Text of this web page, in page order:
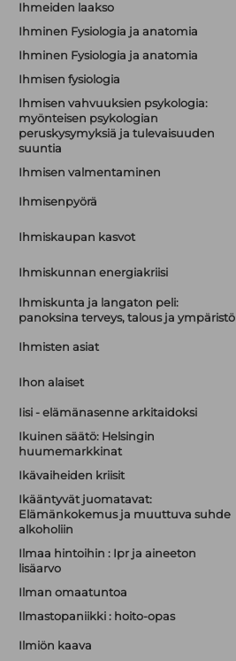
Ihmeiden laakso
Ihminen Fysiologia ja anatomia
Ihminen Fysiologia ja anatomia
Ihmisen fysiologia
Ihmisen vahvuuksien psykologia:
myönteisen psykologian
peruskysymyksiä ja tulevaisuuden
suuntia
Ihmisen valmentaminen
Ihmisenpyörä
Ihmiskaupan kasvot
Ihmiskunnan energiakriisi
Ihmiskunta ja langaton peli:
panoksina terveys, talous ja ympäristö
Ihmisten asiat
Ihon alaiset
Iisi - elämänasenne arkitaidoksi
Ikuinen säätö: Helsingin
huumemarkkinat
Ikävaiheiden kriisit
Ikääntyvät juomatavat:
Elämänkokemus ja muuttuva suhde
alkoholiin
Ilmaa hintoihin : Ipr ja aineeton
lisäarvo
Ilman omaatuntoa
Ilmastopaniikki : hoito-opas
Ilmiön kaava